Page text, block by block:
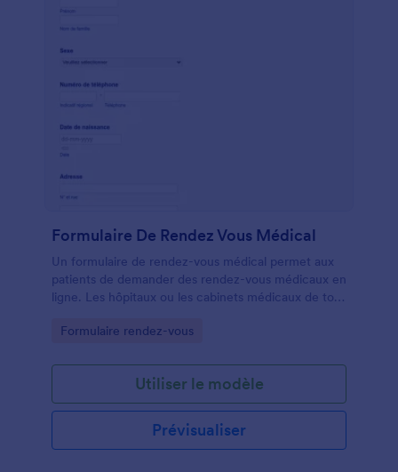
Formulaire De Rendez Vous Médical
Un formulaire de rendez-vous médical permet aux
patients de demander des rendez-vous médicaux en
ligne. Les hôpitaux ou les cabinets médicaux de tout
médical gratuit pour recueillir les demandes de
Personnalisez simplement le formulaire et intégrez-
le sur votre site Web pour collecter les coordonnées
et les informations médicales des nouveaux clients,
mettre à jour les informations des patients existants
et stocker les demandes de rendez-vous dans un
Go to Category:
Formulaire rendez-vous
Utiliser le modèle
Prévisualiser